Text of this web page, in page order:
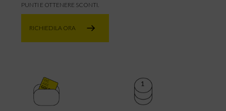
PUNTI E OTTENERE SCONTI.
RICHIEDILA ORA